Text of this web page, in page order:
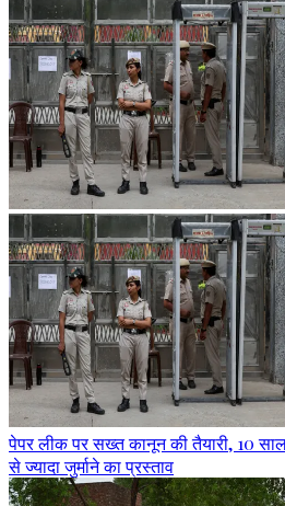
पेपर लीक पर सख्त कानून की तैयारी, 10
से ज्यादा जुर्माने का प्रस्ताव